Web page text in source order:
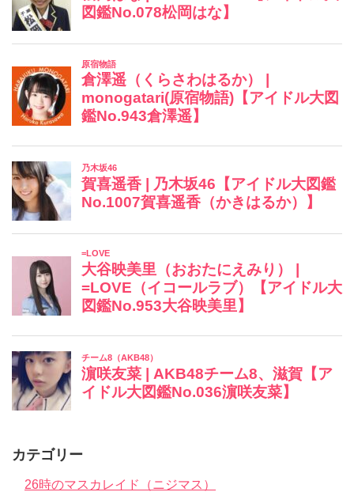
カテゴリー
26時のマスカレイド（ニジマス）